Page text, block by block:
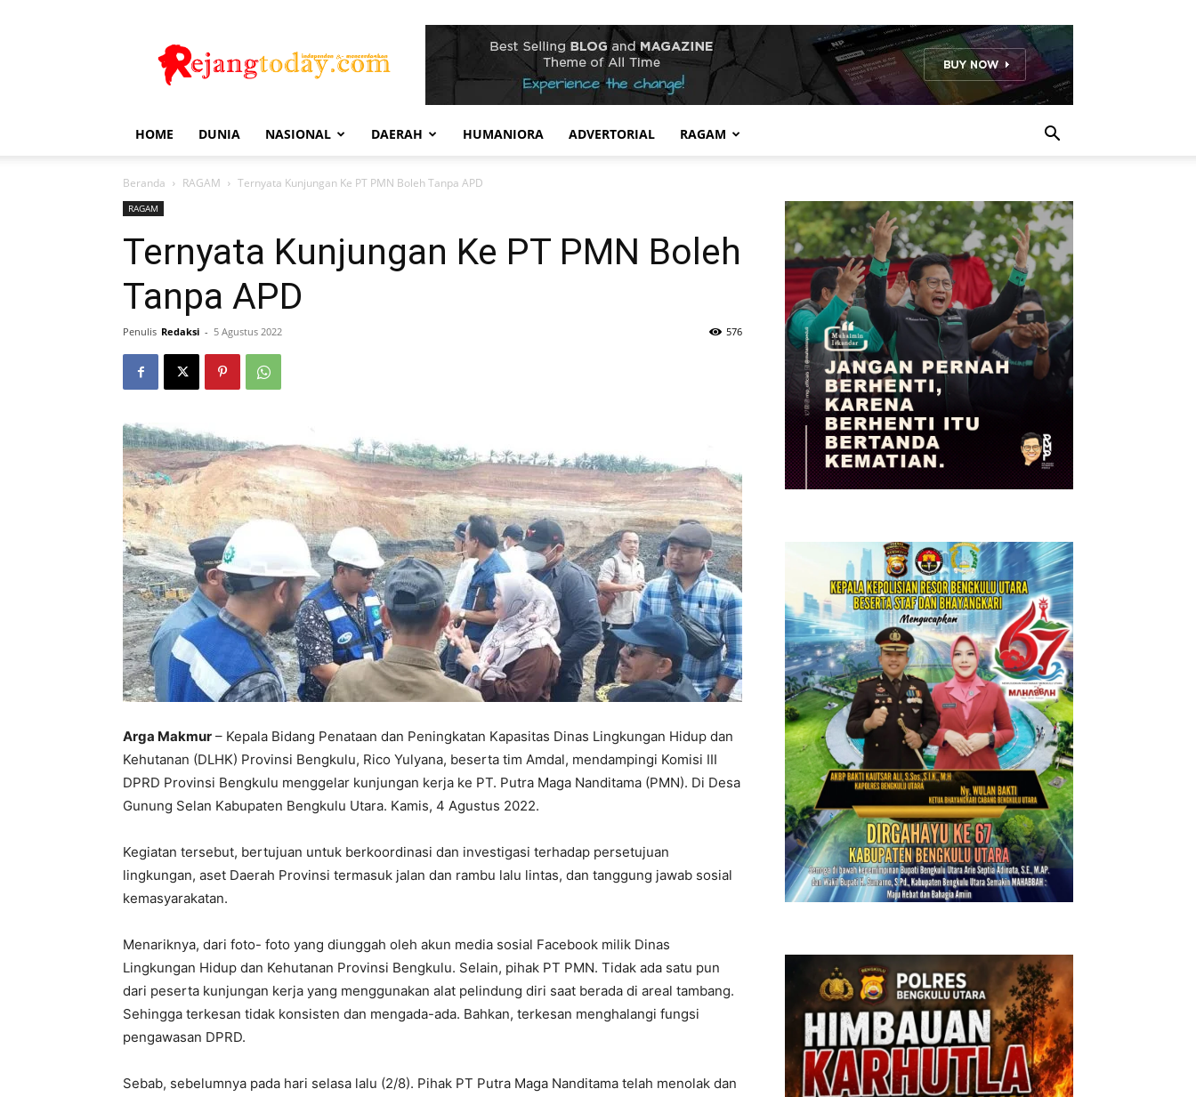
Today
HOME DUNIA NASIONAL DAERAH HUMANIORA ADVERTORIAL RAGAM
Beranda RAGAM Ternyata Kunjungan Ke PT PMN Boleh Tanpa APD
RAGAM
Ternyata Kunjungan Ke PT PMN Boleh
Tanpa APD
Penulis Redaksi - 5 Agustus 2022 576
Arga Makmur – Kepala Bidang Penataan dan Peningkatan Kapasitas Dinas Lingkungan Hidup dan
Kehutanan (DLHK) Provinsi Bengkulu, Rico Yulyana, beserta tim Amdal, mendampingi Komisi III
DPRD Provinsi Bengkulu menggelar kunjungan kerja ke PT. Putra Maga Nanditama (PMN). Di Desa
Gunung Selan Kabupaten Bengkulu Utara. Kamis, 4 Agustus 2022.
Kegiatan tersebut, bertujuan untuk berkoordinasi dan investigasi terhadap persetujuan
lingkungan, aset Daerah Provinsi termasuk jalan dan rambu lalu lintas, dan tanggung jawab sosial
kemasyarakatan.
Menariknya, dari foto- foto yang diunggah oleh akun media sosial Facebook milik Dinas
Lingkungan Hidup dan Kehutanan Provinsi Bengkulu. Selain, pihak PT PMN. Tidak ada satu pun
dari peserta kunjungan kerja yang menggunakan alat pelindung diri saat berada di areal tambang.
Sehingga terkesan tidak konsisten dan mengada-ada. Bahkan, terkesan menghalangi fungsi
pengawasan DPRD.
Sebab, sebelumnya pada hari selasa lalu (2/8). Pihak PT Putra Maga Nanditama telah menolak dan